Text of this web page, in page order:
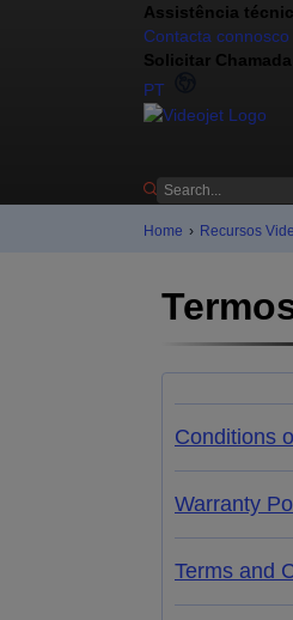
Assistência
Contacta connosco
Solicitar Chamada
PT
Home › Recursos
Conditions
Warranty
Terms and